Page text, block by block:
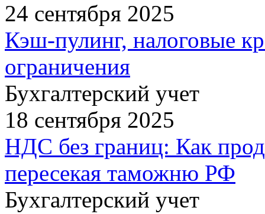
24 сентября 2025
Кэш-пулинг, налоговые
ограничения
Бухгалтерский учет
18 сентября 2025
НДС без границ: Как
пересекая таможню РФ
Бухгалтерский учет